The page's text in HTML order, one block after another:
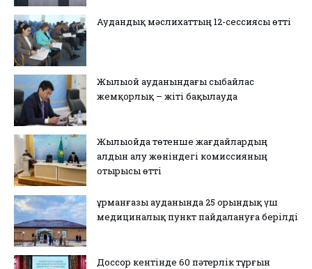
Аудандық мәслихаттың 12-сессиясы өтті
Жылыой ауданындағы сыбайлас
жемқорлық – жіті бақылауда
Жылыойда төтенше жағдайлардың
алдын алу жөніндегі комиссияның
отырысы өтті
Құрманғазы ауданында 25 орындық үш
медициналық пункт пайдалануға берілді
Доссор кентінде 60 пәтерлік тұрғын